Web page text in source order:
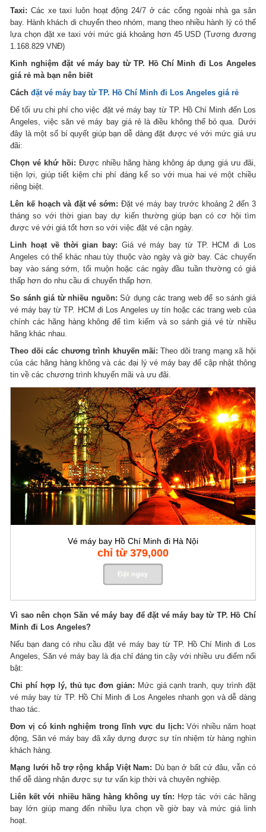
Taxi: Các xe taxi luôn hoạt động 24/7 ở các cổng ngoài nhà ga sân
bay. Hành khách di chuyển theo nhóm, mang theo nhiều hành lý có thể
lựa chọn đặt xe taxi với mức giá khoảng hơn 45 USD (Tương đương
1.168.829 VNĐ)
Kinh nghiệm đặt vé máy bay từ TP. Hồ Chí Minh đi Los Angeles
giá rẻ mà bạn nên biết
Cáchđặt vé máy bay từ TP. Hồ Chí Minh đi Los Angeles giá rẻ
Để tối ưu chi phí cho việc đặt vé máy bay từ TP. Hồ Chí Minh đến Los
Angeles, việc săn vé máy bay giá rẻ là điều không thể bỏ qua. Dưới
đây là một số bí quyết giúp bạn dễ dàng đặt được vé với mức giá ưu
đãi:
Chọn vé khứ hồi: Được nhiều hãng hàng không áp dụng giá ưu đãi,
tiện lợi, giúp tiết kiệm chi phí đáng kể so với mua hai vé một chiều
riêng biệt.
Lên kế hoạch và đặt vé sớm: Đặt vé máy bay trước khoảng 2 đến 3
tháng so với thời gian bay dự kiến thường giúp bạn có cơ hội tìm
được vé với giá tốt hơn so với việc đặt vé cận ngày.
Linh hoạt về thời gian bay: Giá vé máy bay từ TP. HCM đi Los
Angeles có thể khác nhau tùy thuộc vào ngày và giờ bay. Các chuyến
bay vào sáng sớm, tối muộn hoặc các ngày đầu tuần thường có giá
thấp hơn do nhu cầu di chuyển thấp hơn.
So sánh giá từ nhiều nguồn:Sử dụng các trang web để so sánh giá
vé máy bay từ TP. HCM đi Los Angeles uy tín hoặc các trang web của
chính các hãng hàng không để tìm kiếm và so sánh giá vé từ nhiều
hãng khác nhau.
Theo dõi các chương trình khuyến mãi:Theo dõi trang mạng xã hội
của các hãng hàng không và các đại lý vé máy bay để cập nhật thông
tin về các chương trình khuyến mãi và ưu đãi.
Vé máy bay Hồ Chí Minh đi Hà Nội
chỉ từ 379,000
Vì sao nên chọn Săn vé máy bay để đặt vé máy bay từ TP. Hồ Chí
Minh đi Los Angeles?
Nếu bạn đang có nhu cầu đặt vé máy bay từ TP. Hồ Chí Minh đi Los
Angeles, Săn vé máy bay là địa chỉ đáng tin cậy với nhiều ưu điểm nổi
bật:
Chi phí hợp lý, thủ tục đơn giản: Mức giá cạnh tranh, quy trình đặt
vé máy bay từ TP. Hồ Chí Minh đi Los Angeles nhanh gọn và dễ dàng
thao tác.
Đơn vị có kinh nghiệm trong lĩnh vực du lịch: Với nhiều năm hoạt
động, Săn vé máy bay đã xây dựng được sự tín nhiệm từ hàng nghìn
khách hàng.
Mạng lưới hỗ trợ rộng khắp Việt Nam: Dù bạn ở bất cứ đâu, vẫn có
thể dễ dàng nhận được sự tư vấn kịp thời và chuyên nghiệp.
Liên kết với nhiều hãng hàng không uy tín: Hợp tác với các hãng
bay lớn giúp mang đến nhiều lựa chọn về giờ bay và mức giá linh
hoạt.